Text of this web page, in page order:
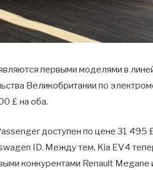
первыми моделями в
Великобритании по
£ на оба.
доступен по цене 31 495
ID. Между тем, Kia EV4
конкурентами Renault Megane